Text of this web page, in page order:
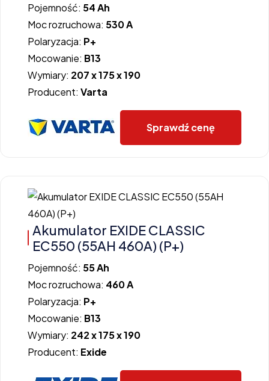
Pojemność: 54 Ah
Moc rozruchowa: 530 A
Polaryzacja: P+
Mocowanie: B13
Wymiary: 207 x 175 x 190
Producent: Varta
Sprawdź cenę
Akumulator EXIDE CLASSIC
EC550 (55AH 460A) (P+)
Pojemność: 55 Ah
Moc rozruchowa: 460 A
Polaryzacja: P+
Mocowanie: B13
Wymiary: 242 x 175 x 190
Producent: Exide